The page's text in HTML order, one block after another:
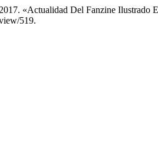
«Actualidad Del Fanzine Ilustrado
519.